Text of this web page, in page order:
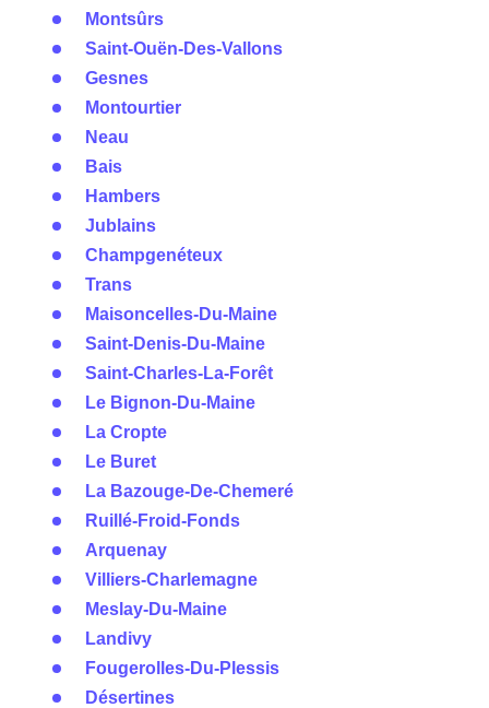
Montsûrs
Saint-Ouën-Des-Vallons
Gesnes
Montourtier
Neau
Bais
Hambers
Jublains
Champgenéteux
Trans
Maisoncelles-Du-Maine
Saint-Denis-Du-Maine
Saint-Charles-La-Forêt
Le Bignon-Du-Maine
La Cropte
Le Buret
La Bazouge-De-Chemeré
Ruillé-Froid-Fonds
Arquenay
Villiers-Charlemagne
Meslay-Du-Maine
Landivy
Fougerolles-Du-Plessis
Désertines